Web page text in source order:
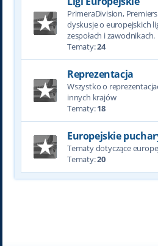
PrimeraDivision,
dyskusje o europejskich
zespołach i zawodnikach.
Tematy:24
Reprezentacja
Wszystko o
innych krajów
Tematy:18
Europejskie
Tematy dotyczące
Tematy:20